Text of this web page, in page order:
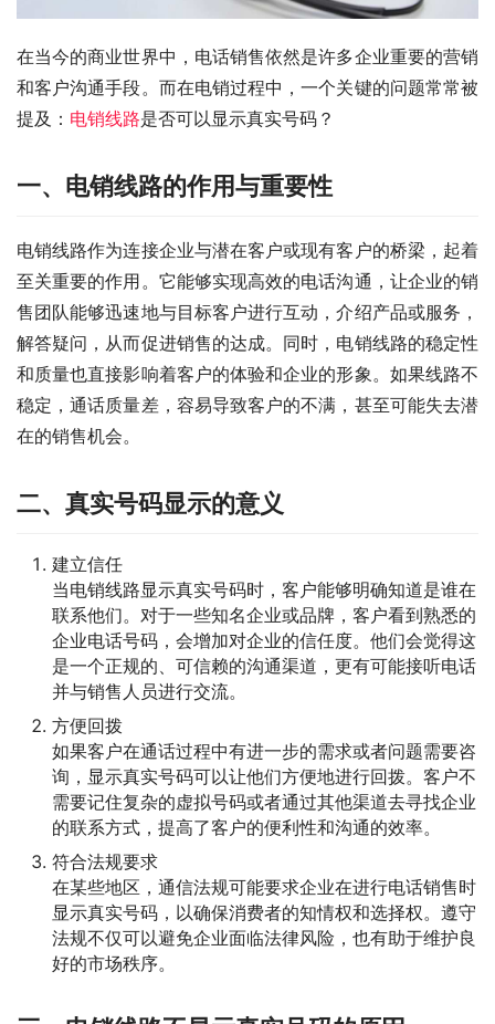
在当今的商业世界中，电话销售依然是许多企业重要的营销
和客户沟通手段。而在电销过程中，一个关键的问题常常被
提及： 电销线路是否可以显示真实号码？
一、电销线路的作用与重要性
电销线路作为连接企业与潜在客户或现有客户的桥梁，起着
至关重要的作用。它能够实现高效的电话沟通，让企业的销
售团队能够迅速地与目标客户进行互动，介绍产品或服务，
解答疑问，从而促进销售的达成。同时，电销线路的稳定性
和质量也直接影响着客户的体验和企业的形象。如果线路不
稳定，通话质量差，容易导致客户的不满，甚至可能失去潜
在的销售机会。
二、真实号码显示的意义
建立信任
当电销线路显示真实号码时，客户能够明确知道是谁在
联系他们。对于一些知名企业或品牌，客户看到熟悉的
企业电话号码，会增加对企业的信任度。他们会觉得这
是一个正规的、可信赖的沟通渠道，更有可能接听电话
并与销售人员进行交流。
方便回拨
如果客户在通话过程中有进一步的需求或者问题需要咨
询，显示真实号码可以让他们方便地进行回拨。客户不
需要记住复杂的虚拟号码或者通过其他渠道去寻找企业
的联系方式，提高了客户的便利性和沟通的效率。
符合法规要求
在某些地区，通信法规可能要求企业在进行电话销售时
显示真实号码，以确保消费者的知情权和选择权。遵守
法规不仅可以避免企业面临法律风险，也有助于维护良
好的市场秩序。